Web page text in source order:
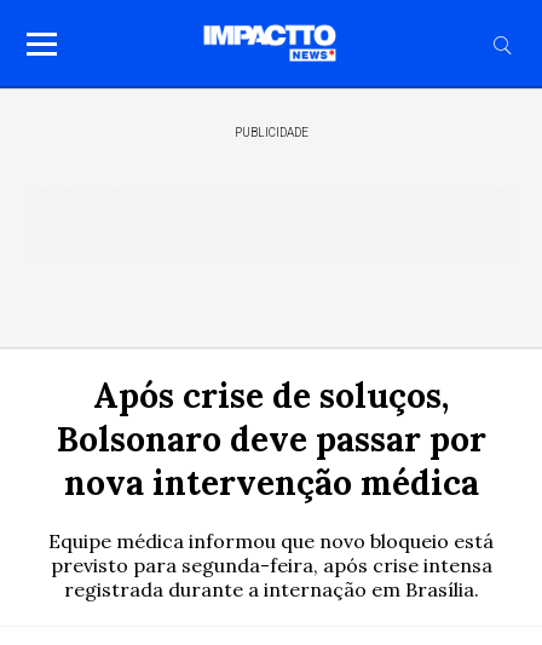
PUBLICIDADE
Após crise de soluços,
Bolsonaro deve passar por
nova intervenção médica
Equipe médica informou que novo bloqueio está
previsto para segunda-feira, após crise intensa
registrada durante a internação em Brasília.